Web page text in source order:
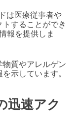
は医療従事者や
することができ
報を提供しま
質やアレルゲン
示しています。
迅速アク